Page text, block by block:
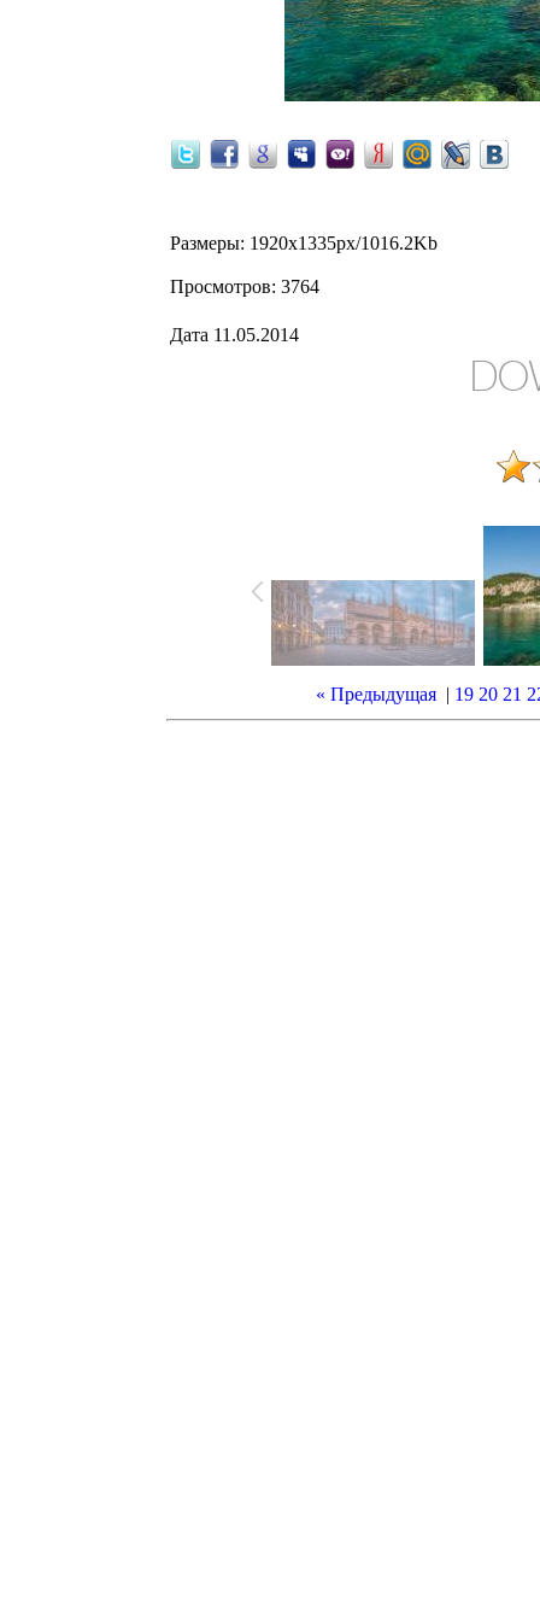
Размеры: 1920x1335px/1016.2Kb
Просмотров: 3764
Дата 11.05.2014
« Предыдущая| 19 20 21